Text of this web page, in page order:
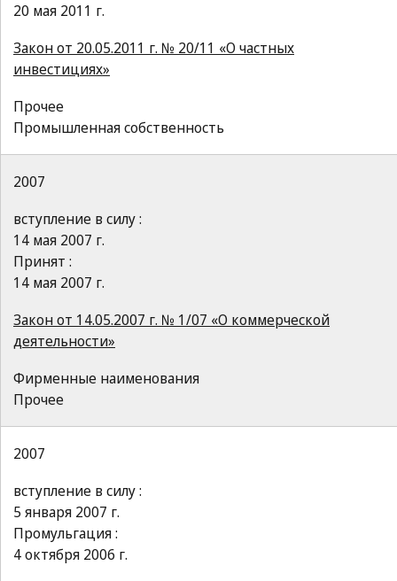
20 мая 2011 г.
Закон от 20.05.2011 г. № 20/11 «О частных
инвестициях»
Прочее
Промышленная собственность
2007
вступление в силу :
14 мая 2007 г.
Принят :
14 мая 2007 г.
Закон от 14.05.2007 г. № 1/07 «О коммерческой
деятельности»
Фирменные наименования
Прочее
2007
вступление в силу :
5 января 2007 г.
Промульгация :
4 октября 2006 г.